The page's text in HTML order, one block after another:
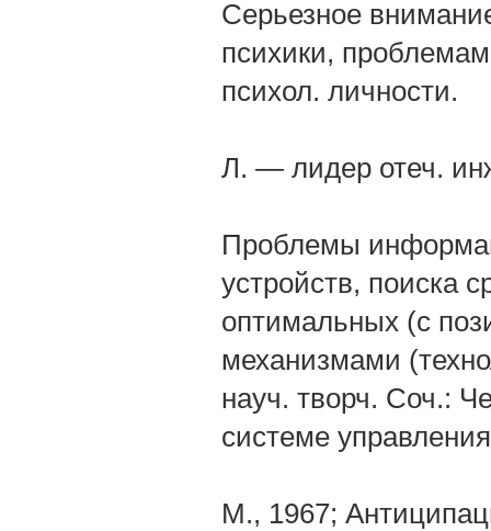
Серьезное
психики,
психол. личности.
Л. — лидер отеч.
Проблемы
устройств, поиска
оптимальных (с
механизмами
науч. творч. Соч.:
системе
М., 1967;